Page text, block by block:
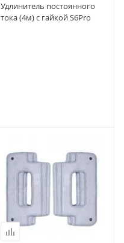
Удлинитель постоянного
тока (4м) c гайкой S6Pro